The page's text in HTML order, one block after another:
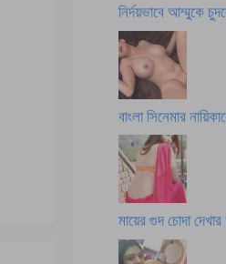
নির্দয়ভাবে আম্মুকে
বাংলা সিনেমার
মায়ের গুদ চোদা